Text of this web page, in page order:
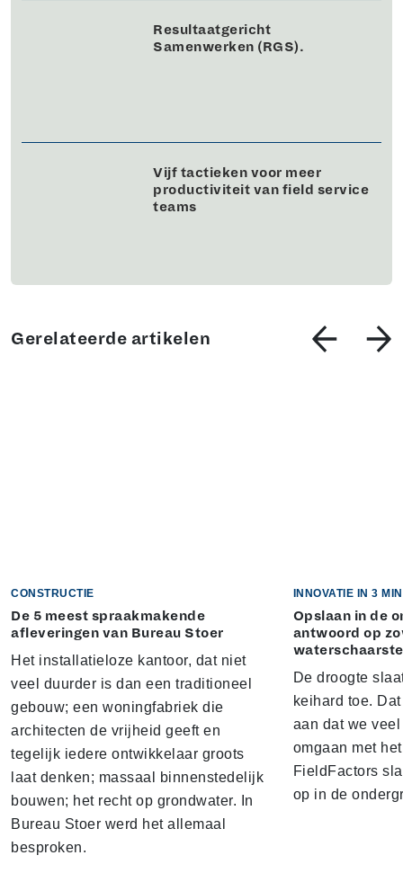
Resultaatgericht
Samenwerken (RGS).
Vijf tactieken voor meer
productiviteit van field service
teams
Gerelateerde artikelen
CONSTRUCTIE
De 5 meest spraakmakende
afleveringen van Bureau Stoer
Het installatieloze kantoor, dat niet
veel duurder is dan een traditioneel
gebouw; een woningfabriek die
architecten de vrijheid geeft en
tegelijk iedere ontwikkelaar groots
laat denken; massaal binnenstedelijk
bouwen; het recht op grondwater. In
Bureau Stoer werd het allemaal
besproken.
INNOVATIE IN 3
Opslaan in de
antwoord op
waterschaarste
De droogte
keihard toe.
aan dat we
omgaan met
FieldFactors
op in de